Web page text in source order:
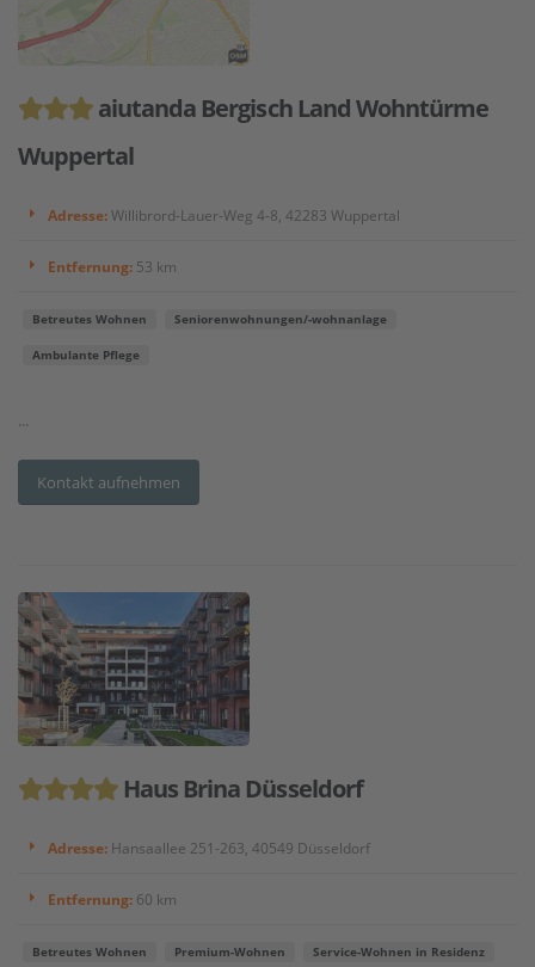
aiutanda Bergisch Land Wohntürme
Wuppertal
Adresse:Willibrord-Lauer-Weg 4-8, 42283 Wuppertal
Entfernung: 53 km
Betreutes Wohnen Seniorenwohnungen/-wohnanlage
Ambulante Pflege
...
Kontakt aufnehmen
Haus Brina Düsseldorf
Adresse: Hansaallee 251-263, 40549 Düsseldorf
Entfernung: 60 km
Betreutes Wohnen Premium-Wohnen Service-Wohnen in Residenz